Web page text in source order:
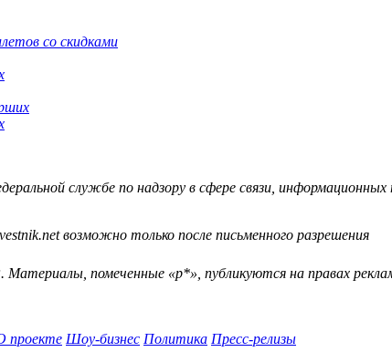
со скидками
службе по надзору в сфере связи,
возможно только после письменного разрешения
. Материалы, помеченные «р*», публикуются на правах
проекте Шоу-бизнес Политика Пресс-релизы